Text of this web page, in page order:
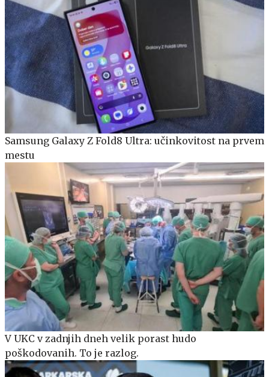
Samsung Galaxy Z Fold8 Ultra: učinkovitost na prvem
mestu
V UKC v zadnjih dneh velik porast hudo
poškodovanih. To je razlog.